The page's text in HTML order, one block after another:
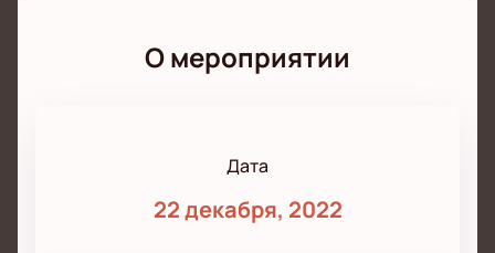
О мероприятии
Дата
22 декабря, 2022